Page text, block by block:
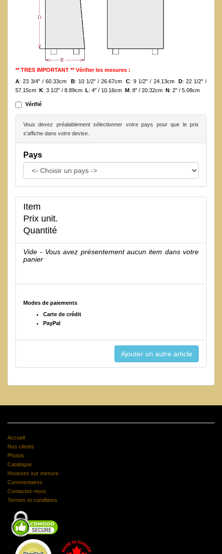
** TRES IMPORTANT ** Vérifier les mesures :
A: 23 3/4" / 60.33cm B: 10 1/2" / 26.67cmC: 9 1/2" / 24.13cm D: 22 1/2" /
57.15cm K: 3 1/2" / 8.89cm L: 4" / 10.16cm M: 8" / 20.32cm N: 2" / 5.08cm
Vérifié
Vous devez préalablement sélectionner votre pays pour que le prix
s'affiche dans votre devise.
Pays
Item
Prix unit.
Quantité
Vide - Vous avez présentement aucun item dans votre
panier
Modes de paiements
Carte de crédit
PayPal
Accueil
Nos clients
Photos
Catalogue
Housses sur mesure
Commentaires
Contactez-nous
Termes et conditions